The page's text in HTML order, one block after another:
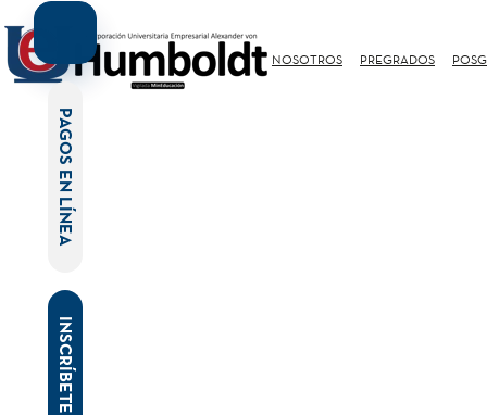
NOSOTROS PREGRADOS
PAGOS EN LÍNEA
INSCRÍBETE